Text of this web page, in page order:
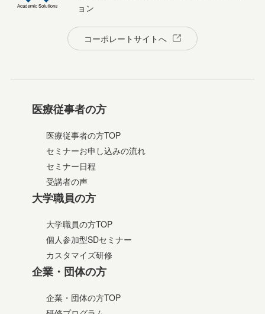
ョン
コーポレートサイトへ
医療従事者の方
医療従事者の方TOP
セミナーお申し込みの流れ
セミナー日程
受講者の声
大学職員の方
大学職員の方TOP
個人参加型SDセミナー
カスタマイズ研修
企業・団体の方
企業・団体の方TOP